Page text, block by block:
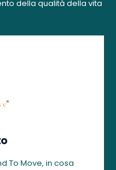
della qualità della vita
To Move, in cosa